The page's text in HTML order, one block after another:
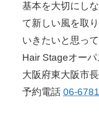
基本を大切にし
て新しい風を取
いきたいと思って
Hair Stageオー
大阪府東大阪市
予約電話 06-